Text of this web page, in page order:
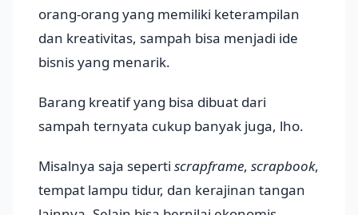
orang-orang yang memiliki keterampilan
dan kreativitas, sampah bisa menjadi ide
bisnis yang menarik.
Barang kreatif yang bisa dibuat dari
sampah ternyata cukup banyak juga, lho.
Misalnya saja seperti scrapframe, scrapbook,
tempat lampu tidur, dan kerajinan tangan